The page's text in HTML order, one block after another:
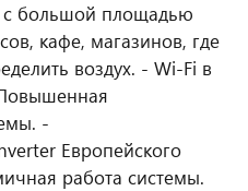
большой площадью
кафе, магазинов, где
воздух. - Wi-Fi в
-
Европейского
работа системы.